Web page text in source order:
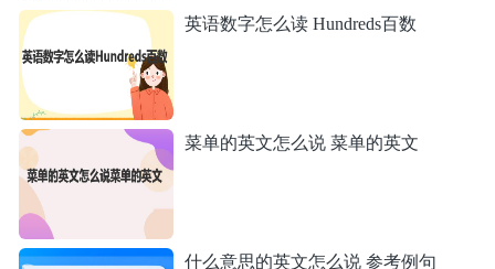
英语数字怎么读 Hundreds百数
菜单的英文怎么说 菜单的英文
什么意思的英文怎么说 参考例句